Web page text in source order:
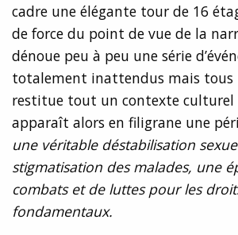
cadre une élégante tour de 16
de force du point de vue de la
dénoue peu à peu une série
totalement inattendus mais tous
restitue tout un contexte culturel
apparaît alors en filigrane une
une véritable déstabilisation
stigmatisation des malades, une
combats et de luttes pour les
fondamentaux.